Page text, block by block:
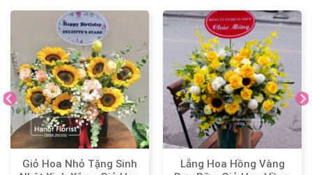
Giỏ Hoa Nhỏ Tặng Sinh
Lẵng Hoa Hồng Vàng